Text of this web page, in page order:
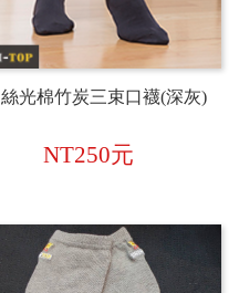
絲光棉竹炭三束口襪(深灰)
NT250元